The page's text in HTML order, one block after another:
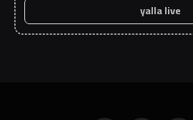
yalla live